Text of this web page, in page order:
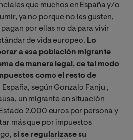
que muchos en España y/o
ya no porque no les gusten,
por ellas no da para vivir
de vida europeo. Lo
a esa población migrante
de manera legal, de tal modo
como el resto de
España, según Gonzalo Fanjul,
un migrante en situación
2.000 euros por persona y
más que por impuestos
si se regularizase su